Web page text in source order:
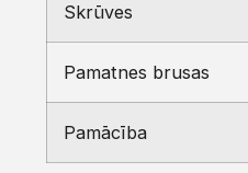
Skrūves
Pamatnes brusas
Pamācība